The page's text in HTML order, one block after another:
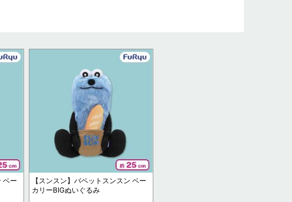
ベー
【スンスン】パペットスンスン ベー
カリーBIGぬいぐるみ